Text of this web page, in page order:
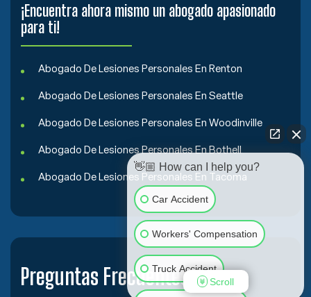
¡Encuentra ahora mismo un abogado apasionado
para ti!
Abogado De Lesiones Personales En Renton
Abogado De Lesiones Personales En Seattle
Abogado De Lesiones Personales En Woodinville
Abogado De Lesiones Personales En Bothell
Abogado De Lesiones Personales En Tacoma
Preguntas Frecuentes
👋🏼 How can I help you?
Car Accident
Workers' Compensation
Truck Accident
Scroll